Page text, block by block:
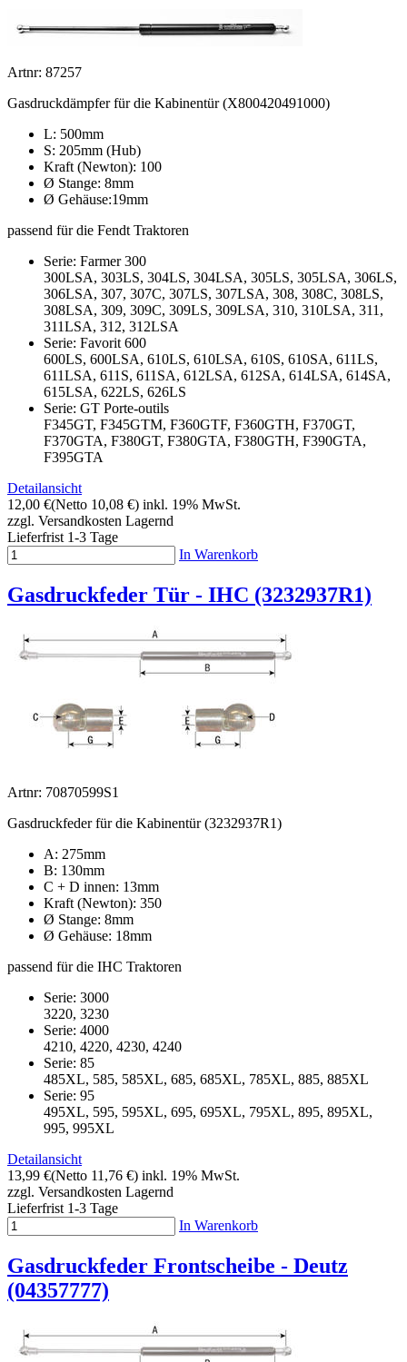
Artnr: 87257
Gasdruckdämpfer für die Kabinentür (X800420491000)
L: 500mm
S: 205mm (Hub)
Kraft (Newton): 100
Ø Stange: 8mm
Ø Gehäuse:19mm
passend für die Fendt Traktoren
Serie: Farmer 300
300LSA, 303LS, 304LS, 304LSA, 305LS, 305LSA, 306LS,
306LSA, 307, 307C, 307LS, 307LSA, 308, 308C, 308LS,
308LSA, 309, 309C, 309LS, 309LSA, 310, 310LSA, 311,
311LSA, 312, 312LSA
Serie: Favorit 600
600LS, 600LSA, 610LS, 610LSA, 610S, 610SA, 611LS,
611LSA, 611S, 611SA, 612LSA, 612SA, 614LSA, 614SA,
615LSA, 622LS, 626LS
Serie: GT Porte-outils
F345GT, F345GTM, F360GTF, F360GTH, F370GT,
F370GTA, F380GT, F380GTA, F380GTH, F390GTA,
F395GTA
Detailansicht
12,00 €(Netto 10,08 €) inkl. 19% MwSt.
zzgl. Versandkosten Lagernd
Lieferfrist 1-3 Tage
In Warenkorb
Gasdruckfeder Tür - IHC (3232937R1)
Artnr: 70870599S1
Gasdruckfeder für die Kabinentür (3232937R1)
A: 275mm
B: 130mm
C + D innen: 13mm
Kraft (Newton): 350
Ø Stange: 8mm
Ø Gehäuse: 18mm
passend für die IHC Traktoren
Serie: 3000
3220, 3230
Serie: 4000
4210, 4220, 4230, 4240
Serie: 85
485XL, 585, 585XL, 685, 685XL, 785XL, 885, 885XL
Serie: 95
495XL, 595, 595XL, 695, 695XL, 795XL, 895, 895XL,
995, 995XL
Detailansicht
13,99 €(Netto 11,76 €) inkl. 19% MwSt.
zzgl. Versandkosten Lagernd
Lieferfrist 1-3 Tage
In Warenkorb
Gasdruckfeder Frontscheibe - Deutz
(04357777)